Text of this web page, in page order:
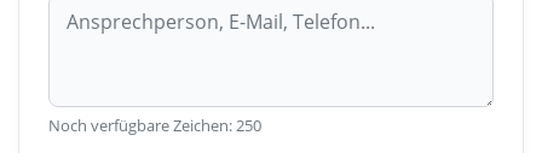
Noch verfügbare Zeichen:250